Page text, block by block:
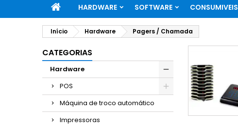
HARDWARE SOFTWARE CONSUMIVEIS
Início Hardware Pagers / Chamada
CATEGORIAS
Hardware
POS
Máquina de troco automático
Impressoras